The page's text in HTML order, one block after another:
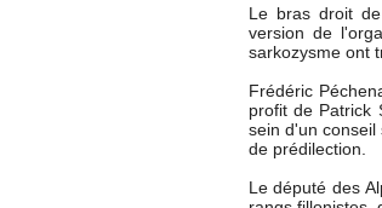
Le bras droit
version de
sarkozysme ont
Frédéric
profit de Patrick
sein d'un
de prédilection.
Le député des